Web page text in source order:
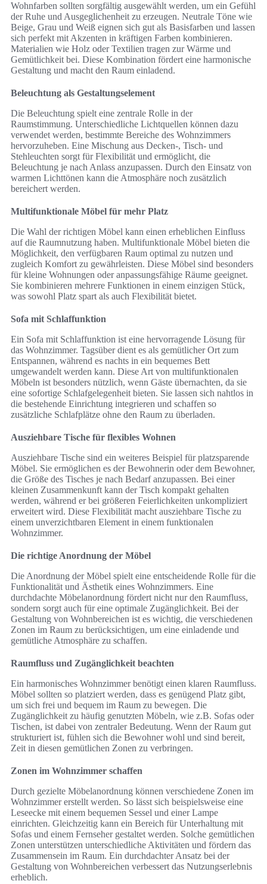
Wohnfarben sollten sorgfältig ausgewählt werden, um ein Gefühl
der Ruhe und Ausgeglichenheit zu erzeugen. Neutrale Töne wie
Beige, Grau und Weiß eignen sich gut als Basisfarben und lassen
sich perfekt mit Akzenten in kräftigen Farben kombinieren.
Materialien wie Holz oder Textilien tragen zur Wärme und
Gemütlichkeit bei. Diese Kombination fördert eine harmonische
Gestaltung und macht den Raum einladend.
Beleuchtung als Gestaltungselement
Die Beleuchtung spielt eine zentrale Rolle in der
Raumstimmung. Unterschiedliche Lichtquellen können dazu
verwendet werden, bestimmte Bereiche des Wohnzimmers
hervorzuheben. Eine Mischung aus Decken-, Tisch- und
Stehleuchten sorgt für Flexibilität und ermöglicht, die
Beleuchtung je nach Anlass anzupassen. Durch den Einsatz von
warmen Lichttönen kann die Atmosphäre noch zusätzlich
bereichert werden.
Multifunktionale Möbel für mehr Platz
Die Wahl der richtigen Möbel kann einen erheblichen Einfluss
auf die Raumnutzung haben. Multifunktionale Möbel bieten die
Möglichkeit, den verfügbaren Raum optimal zu nutzen und
zugleich Komfort zu gewährleisten. Diese Möbel sind besonders
für kleine Wohnungen oder anpassungsfähige Räume geeignet.
Sie kombinieren mehrere Funktionen in einem einzigen Stück,
was sowohl Platz spart als auch Flexibilität bietet.
Sofa mit Schlaffunktion
Ein Sofa mit Schlaffunktion ist eine hervorragende Lösung für
das Wohnzimmer. Tagsüber dient es als gemütlicher Ort zum
Entspannen, während es nachts in ein bequemes Bett
umgewandelt werden kann. Diese Art von multifunktionalen
Möbeln ist besonders nützlich, wenn Gäste übernachten, da sie
eine sofortige Schlafgelegenheit bieten. Sie lassen sich nahtlos in
die bestehende Einrichtung integrieren und schaffen so
zusätzliche Schlafplätze ohne den Raum zu überladen.
Ausziehbare Tische für flexibles Wohnen
Ausziehbare Tische sind ein weiteres Beispiel für platzsparende
Möbel. Sie ermöglichen es der Bewohnerin oder dem Bewohner,
die Größe des Tisches je nach Bedarf anzupassen. Bei einer
kleinen Zusammenkunft kann der Tisch kompakt gehalten
werden, während er bei größeren Feierlichkeiten unkompliziert
erweitert wird. Diese Flexibilität macht ausziehbare Tische zu
einem unverzichtbaren Element in einem funktionalen
Wohnzimmer.
Die richtige Anordnung der Möbel
Die Anordnung der Möbel spielt eine entscheidende Rolle für die
Funktionalität und Ästhetik eines Wohnzimmers. Eine
durchdachte Möbelanordnung fördert nicht nur den Raumfluss,
sondern sorgt auch für eine optimale Zugänglichkeit. Bei der
Gestaltung von Wohnbereichen ist es wichtig, die verschiedenen
Zonen im Raum zu berücksichtigen, um eine einladende und
gemütliche Atmosphäre zu schaffen.
Raumfluss und Zugänglichkeit beachten
Ein harmonisches Wohnzimmer benötigt einen klaren Raumfluss.
Möbel sollten so platziert werden, dass es genügend Platz gibt,
um sich frei und bequem im Raum zu bewegen. Die
Zugänglichkeit zu häufig genutzten Möbeln, wie z.B. Sofas oder
Tischen, ist dabei von zentraler Bedeutung. Wenn der Raum gut
strukturiert ist, fühlen sich die Bewohner wohl und sind bereit,
Zeit in diesen gemütlichen Zonen zu verbringen.
Zonen im Wohnzimmer schaffen
Durch gezielte Möbelanordnung können verschiedene Zonen im
Wohnzimmer erstellt werden. So lässt sich beispielsweise eine
Leseecke mit einem bequemen Sessel und einer Lampe
einrichten. Gleichzeitig kann ein Bereich für Unterhaltung mit
Sofas und einem Fernseher gestaltet werden. Solche gemütlichen
Zonen unterstützen unterschiedliche Aktivitäten und fördern das
Zusammensein im Raum. Ein durchdachter Ansatz bei der
Gestaltung von Wohnbereichen verbessert das Nutzungserlebnis
erheblich.